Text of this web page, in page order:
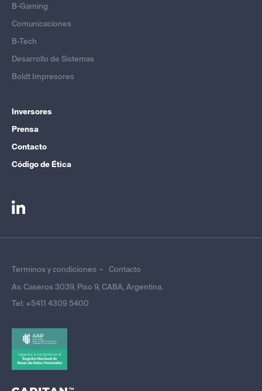
B-Gaming
Comunicaciones
B-Tech
Desarrollo de Sistemas
Boldt Impresores
Inversores
Prensa
Contacto
Código de Ética
Terminos y condiciones
Contacto
Av. Caseros 3039, Piso 9, CABA, Argentina.
Tel: +5411 4309 5400